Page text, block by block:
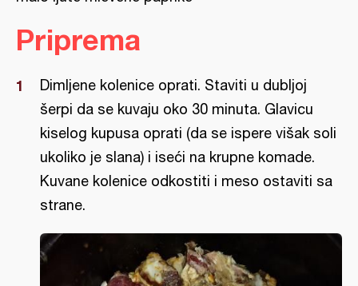
Priprema
Dimljene kolenice oprati. Staviti u dubljoj
šerpi da se kuvaju oko 30 minuta. Glavicu
kiselog kupusa oprati (da se ispere višak soli
ukoliko je slana) i iseći na krupne komade.
Kuvane kolenice odkostiti i meso ostaviti sa
strane.